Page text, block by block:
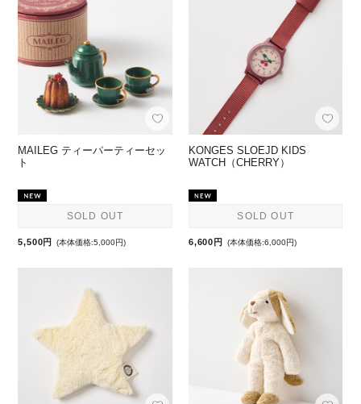
MAILEG ティーパーティーセッ
ト
SOLD OUT
5,500円 (本体価格:5,000円)
KONGES SLOEJD KIDS
WATCH（CHERRY）
SOLD OUT
6,600円 (本体価格:6,000円)